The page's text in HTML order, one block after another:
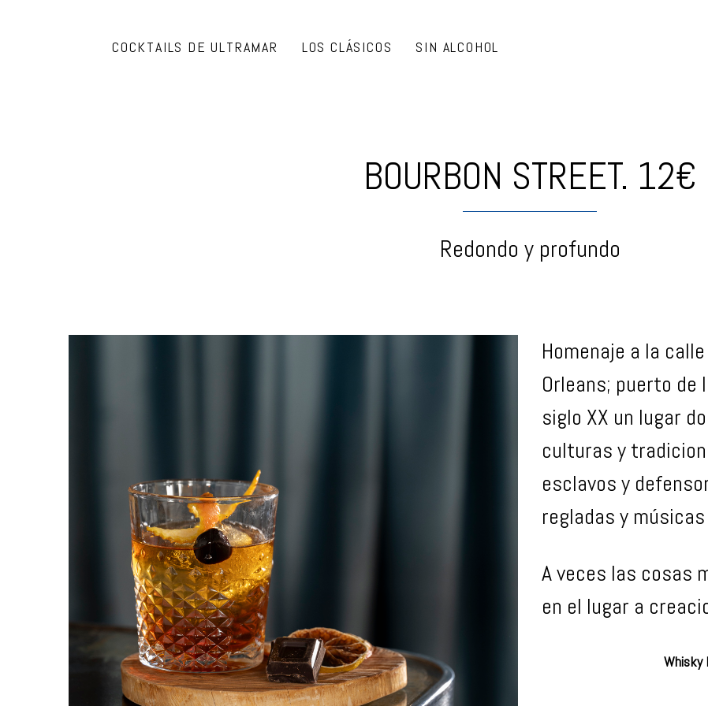
COCKTAILS DE ULTRAMAR LOS CLÁSICOS SIN ALCOHOL
BOURBON STREET. 12€
Redondo y profundo
Homenaje a la
Orleans; puerto de
siglo XX un lugar
culturas y
esclavos y
regladas y
A veces las cosas
en el lugar a
Whisky